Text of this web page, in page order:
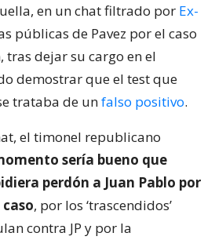
en un chat filtrado por Ex-
públicas de Pavez por el caso
tras dejar su cargo en el
demostrar que el test que
trataba de unfalso positivo.
el timonel republicano
sería bueno que
perdón a Juan Pablo por
, por los ‘trascendidos’
contra JP y por la